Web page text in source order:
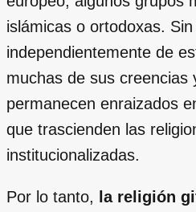
islámicas o ortodoxas.
independientemente de
muchas de sus creencias
permanecen enraizados
que trascienden las
institucionalizadas.
Por lo tanto,
la religión